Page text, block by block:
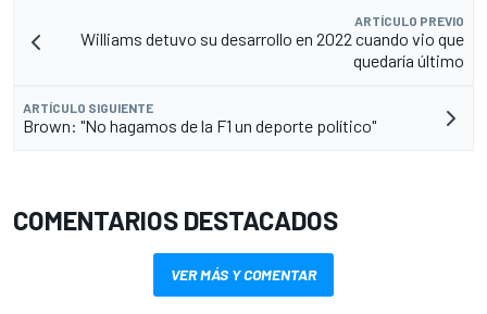
ARTÍCULO PREVIO
Williams detuvo su desarrollo en 2022 cuando vio que
quedaría último
ARTÍCULO SIGUIENTE
Brown: "No hagamos de la F1 un deporte político"
COMENTARIOS DESTACADOS
VER MÁS Y COMENTAR